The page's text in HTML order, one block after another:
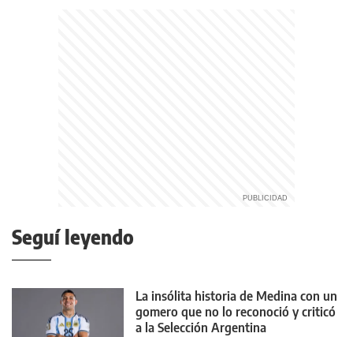
Seguí leyendo
La insólita historia de Medina con un
gomero que no lo reconoció y criticó
a la Selección Argentina